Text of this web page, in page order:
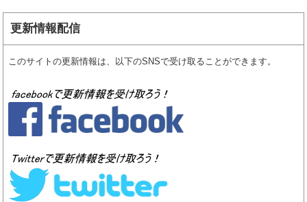
更新情報配信
このサイトの更新情報は、以下のSNSで受け取ることができます。